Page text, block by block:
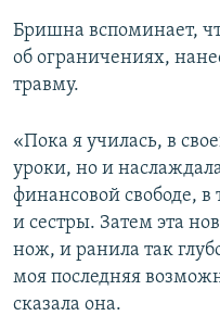
Бришна вспоминает,
об ограничениях,
травму.
«Пока я училась, в
уроки, но и
финансовой свободе,
и сестры. Затем эта
нож, и ранила так
моя последняя
сказала она.